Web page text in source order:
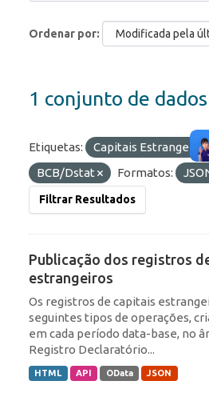
Ordenar por
1 conjunto de
Etiquetas: Capitais
BCB/Dstat
Formatos:
Filtrar Resultados
Publicação dos registros
estrangeiros
Os registros de capitais
seguintes tipos de operações,
em cada período data-base, no
Registro Declaratório...
HTML API OData JSON